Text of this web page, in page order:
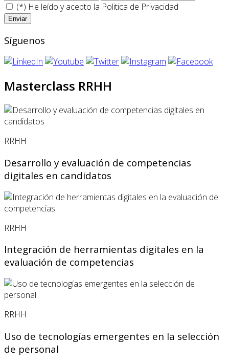
(*) He leído y acepto la Politica de Privacidad
Síguenos
Masterclass RRHH
RRHH
Desarrollo y evaluación de competencias
digitales en candidatos
RRHH
Integración de herramientas digitales en la
evaluación de competencias
RRHH
Uso de tecnologías emergentes en la selección
de personal